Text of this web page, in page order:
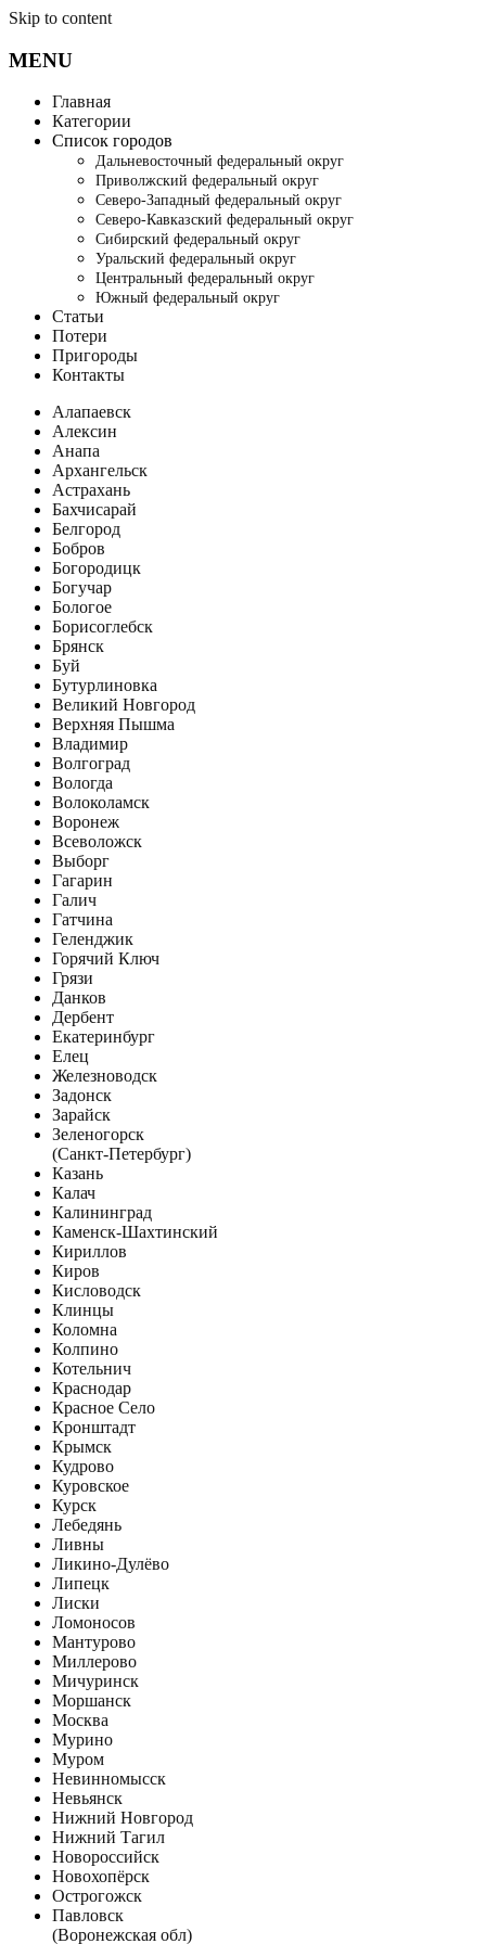
Skip to content
MENU
Главная
Категории
Список городов
Дальневосточный федеральный округ
Приволжский федеральный округ
Северо-Западный федеральный округ
Северо-Кавказский федеральный округ
Сибирский федеральный округ
Уральский федеральный округ
Центральный федеральный округ
Южный федеральный округ
Статьи
Потери
Пригороды
Контакты
Алапаевск
Алексин
Анапа
Архангельск
Астрахань
Бахчисарай
Белгород
Бобров
Богородицк
Богучар
Бологое
Борисоглебск
Брянск
Буй
Бутурлиновка
Великий Новгород
Верхняя Пышма
Владимир
Волгоград
Вологда
Волоколамск
Воронеж
Всеволожск
Выборг
Гагарин
Галич
Гатчина
Геленджик
Горячий Ключ
Грязи
Данков
Дербент
Екатеринбург
Елец
Железноводск
Задонск
Зарайск
Зеленогорск
(Санкт-Петербург)
Казань
Калач
Калининград
Каменск-Шахтинский
Кириллов
Киров
Кисловодск
Клинцы
Коломна
Колпино
Котельнич
Краснодар
Красное Село
Кронштадт
Крымск
Кудрово
Куровское
Курск
Лебедянь
Ливны
Ликино-Дулёво
Липецк
Лиски
Ломоносов
Мантурово
Миллерово
Мичуринск
Моршанск
Москва
Мурино
Муром
Невинномысск
Невьянск
Нижний Новгород
Нижний Тагил
Новороссийск
Новохопёрск
Острогожск
Павловск
(Воронежская обл)